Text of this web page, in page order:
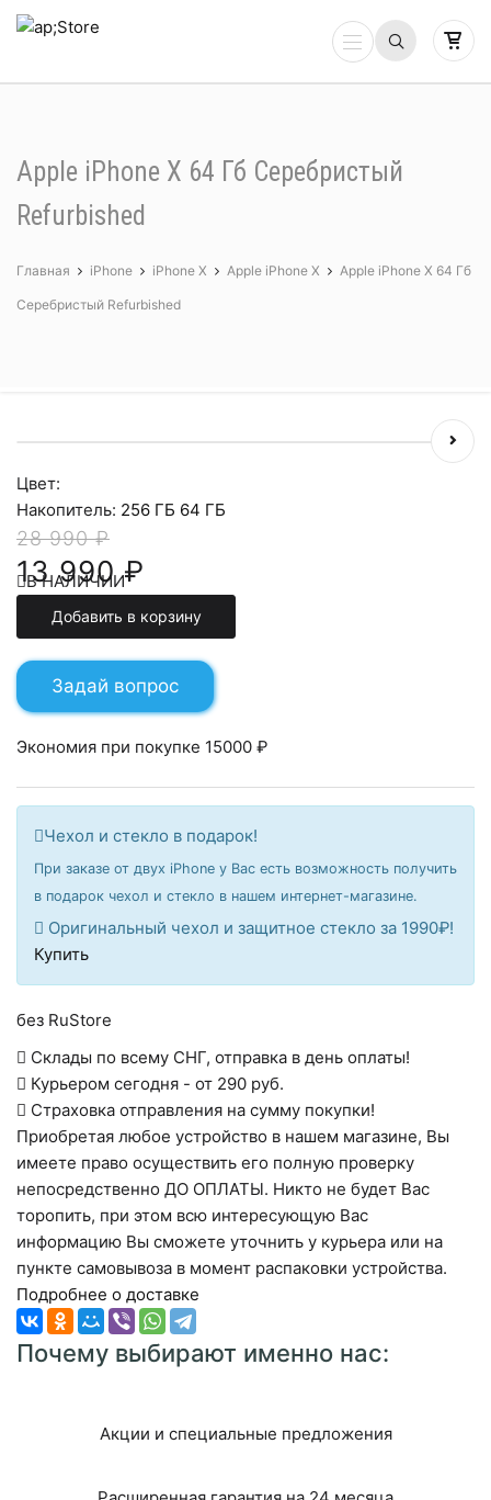
Apple iPhone X 64 Гб Серебристый
Refurbished
Главная iPhone iPhone X Apple iPhone X Apple iPhone X 64 Гб
Серебристый Refurbished
Цвет:
Накопитель: 256 ГБ 64 ГБ
28 990 ₽
13 990 ₽
В НАЛИЧИИ
Добавить в корзину
Задай вопрос
Экономия при покупке 15000 ₽
Чехол и стекло в подарок!
При заказе от двух iPhone у Вас есть возможность получить
в подарок чехол и стекло в нашем интернет-магазине.
Оригинальный чехол и защитное стекло за 1990₽!
Купить
без RuStore
Склады по всему СНГ, отправка в день оплаты!
Курьером сегодня - от 290 руб.
Страховка отправления на сумму покупки!
Приобретая любое устройство в нашем магазине, Вы
имеете право осуществить его полную проверку
непосредственно ДО ОПЛАТЫ. Никто не будет Вас
торопить, при этом всю интересующую Вас
информацию Вы сможете уточнить у курьера или на
пункте самовывоза в момент распаковки устройства.
Подробнее о доставке
Почему выбирают именно нас:
Акции и специальные предложения